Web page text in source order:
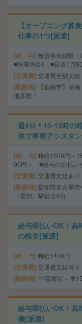
【オープニング募
仕事の1つ[派遣]
給 与 無資格未経験
■扶養内OK ■日収1万
交通費 交通費全額支給
勤務地
【碧南市】碧
地多数！
週4日＊10-15時の
体で事務アシスタ
給 与 時給1500円～
00円～ ■給与の前払い
交通費 交通費支給あり
勤務地 愛知県名古屋
（愛知）駅徒歩6分
給与即払いOK！高
の検査[派遣]
給 与 時給1400円
交通費 交通費支給有り
勤務地 中菰野駅～車
給与即払いOK！高
搬[派遣]